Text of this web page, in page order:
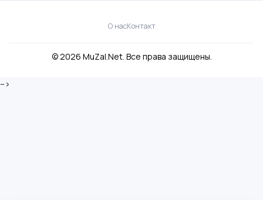
О насКонтакт
© 2026 MuZal.Net. Все права защищены.
-->